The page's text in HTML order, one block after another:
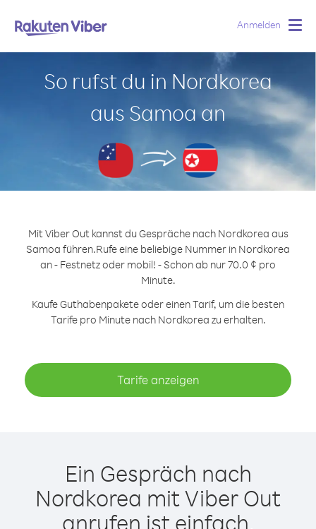
Anmelden
So rufst du in Nordkorea
aus Samoa an
Mit Viber Out kannst du Gespräche nach Nordkorea aus
Samoa führen.Rufe eine beliebige Nummer in Nordkorea
an - Festnetz oder mobil! - Schon ab nur 70.0 ¢ pro
Minute.
Kaufe Guthabenpakete oder einen Tarif, um die besten
Tarife pro Minute nach Nordkorea zu erhalten.
Tarife anzeigen
Ein Gespräch nach
Nordkorea mit Viber Out
anrufen ist einfach.